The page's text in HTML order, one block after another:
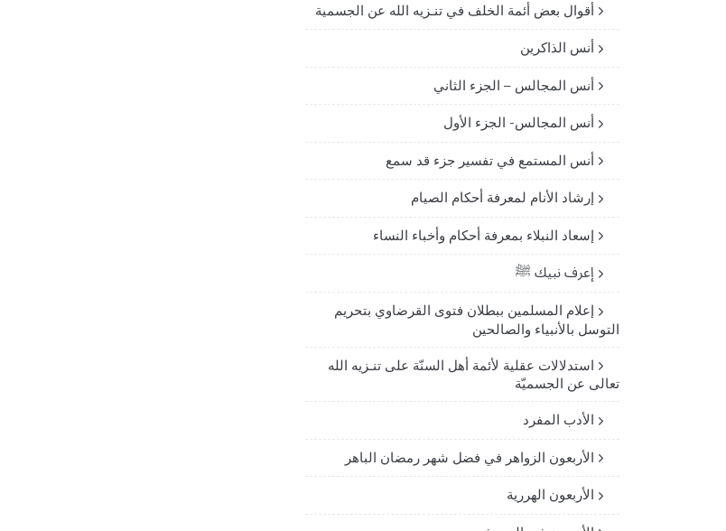
أقوال بعض أئمة الخلف في تنـزيه الله عن الجسمية
أنس الذاكرين
أنس المجالس – الجزء الثاني
أنس المجالس- الجزء الأول
أنس المستمع في تفسير جزء قد سمع
إرشاد الأنام لمعرفة أحكام الصيام
إسعاد النبلاء بمعرفة أحكام وأخباء النساء
إعرف نبيك ﷺ
إعلام المسلمين ببطلان فتوى القرضاوي بتحريم
التوسل بالأنبياء والصالحين
استدلالات عقلية لأئمة أهل السنّة على تنـزيه الله
تعالى عن الجسميّة
الأدب المفرد
الأربعون الزواهر في فضل شهر رمضان الباهر
الأربعون الهررية